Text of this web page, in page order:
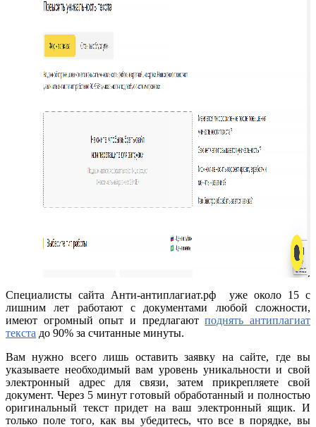
Специалисты сайта Анти-антиплагиат.рф уже около 15 с
лишним лет работают с документами любой сложности,
имеют огромный опыт и предлагаютподнять антиплагиат
текста до 90% за считанные минуты.
Вам нужно всего лишь оставить заявку на сайте, где вы
указываете необходимый вам уровень уникальности и свой
электронный адрес для связи, затем прикрепляете свой
документ. Через 5 минут готовый обработанный и полностью
оригинальный текст придет на ваш электронный ящик. И
только поле того, как вы убедитесь, что все в порядке, вы